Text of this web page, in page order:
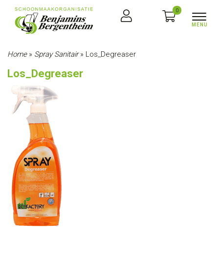
0
Home» Spray Sanitair» Los_Degreaser
Los_Degreaser